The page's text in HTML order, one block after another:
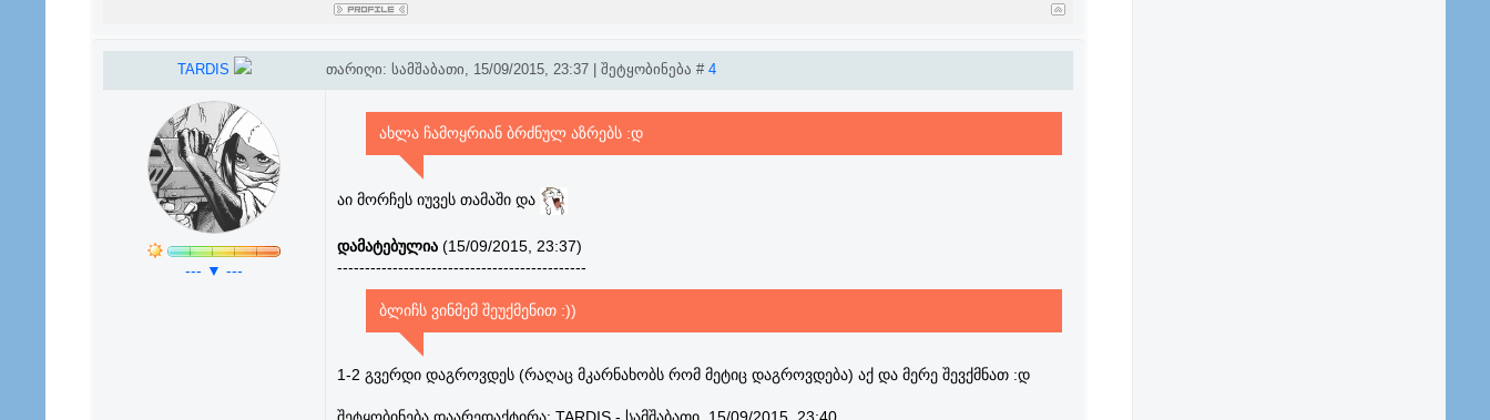
TARDIS თარიღი: სამშაბათი, 15/09/2015, 23:37 | შეტყობინება # 4
--- ▼ ---
ახლა ჩამოყრიან ბრძნულ აზრებს :დ
აი მორჩეს იუვეს თამაში და
დამატებულია(15/09/2015, 23:37)
---------------------------------------------
ბლიჩს ვინმემ შეუქმენით :))
1-2 გვერდი დაგროვდეს (რაღაც მკარნახობს რომ მეტიც დაგროვდება) აქ და მერე შევქმნათ :დ